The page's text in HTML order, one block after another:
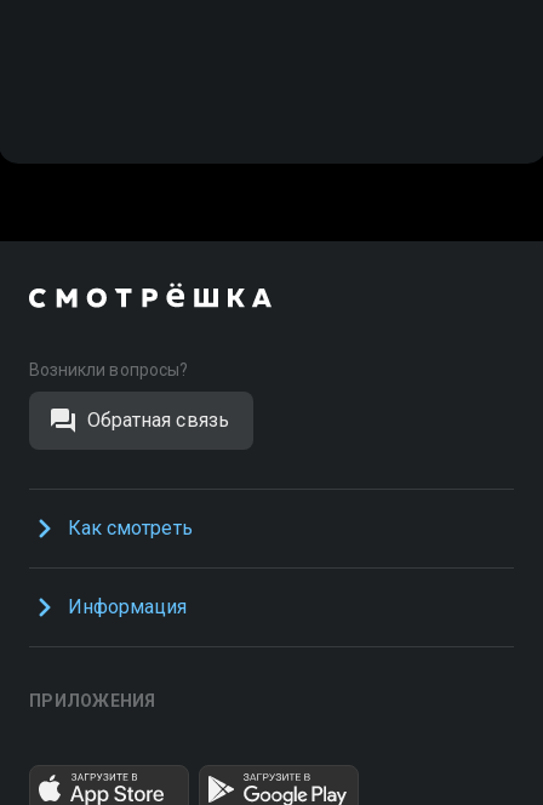
Возникли вопросы?
Обратная связь
Как смотреть
Информация
ПРИЛОЖЕНИЯ